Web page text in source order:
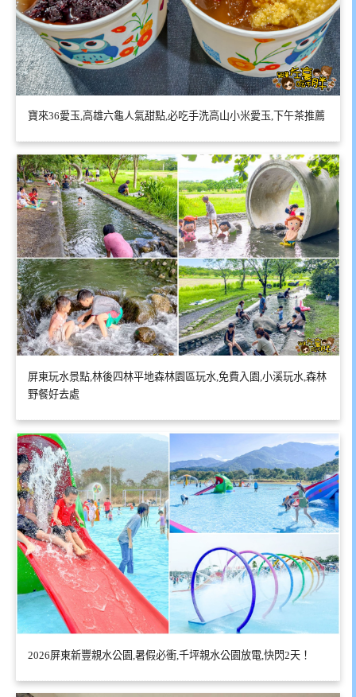
寶來36愛玉,高雄六龜人氣甜點,必吃手洗高山小米愛玉,下午茶推薦
屏東玩水景點,林後四林平地森林園區玩水,免費入園,小溪玩水,森林
野餐好去處
2026屏東新豐親水公園,暑假必衝,千坪親水公園放電,快閃2天！